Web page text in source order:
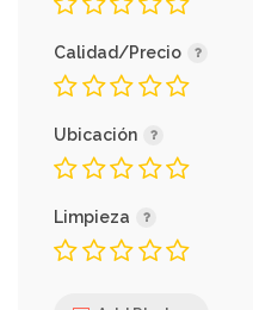
Calidad/Precio
Ubicación
Limpieza